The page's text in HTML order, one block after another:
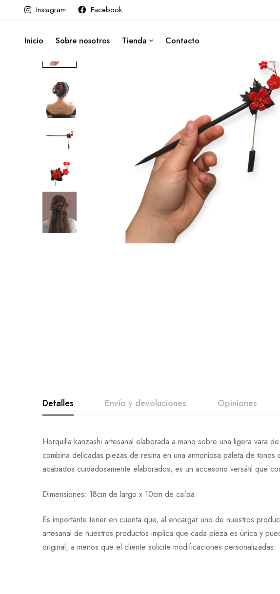
Instagram Facebook
Inicio Sobre nosotros Tienda Contacto
Detalles Envío y devoluciones Opiniones
Horquilla kanzashi artesanal elaborada a mano sobre una ligera vara
combina delicadas piezas de resina en una armoniosa paleta de
acabados cuidadosamente elaborados, es un accesorio versátil que
Dimensiones: 18cm de largo x 10cm de caída.
Es importante tener en cuenta que, al encargar uno de nuestros
artesanal de nuestros productos implica que cada pieza es única y
original, a menos que el cliente solicite modificaciones personalizadas.